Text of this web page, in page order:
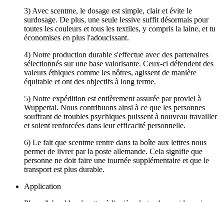
3) Avec scentme, le dosage est simple, clair et évite le
surdosage. De plus, une seule lessive suffit désormais pour
toutes les couleurs et tous les textiles, y compris la laine, et tu
économises en plus l'adoucissant.
4) Notre production durable s'effectue avec des partenaires
sélectionnés sur une base valorisante. Ceux-ci défendent des
valeurs éthiques comme les nôtres, agissent de manière
équitable et ont des objectifs à long terme.
5) Notre expédition est entièrement assurée par proviel à
Wuppertal. Nous contribuons ainsi à ce que les personnes
souffrant de troubles psychiques puissent à nouveau travailler
et soient renforcées dans leur efficacité personnelle.
6) Le fait que scentme rentre dans ta boîte aux lettres nous
permet de livrer par la poste allemande. Cela signifie que
personne ne doit faire une tournée supplémentaire et que le
transport est plus durable.
Application